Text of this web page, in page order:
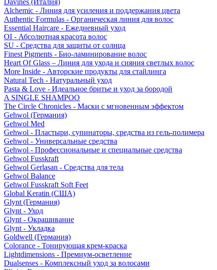
Davines (Италия)
Alchemic - Линия для усиления и поддержания цвета
Authentic Formulas - Органическая линия для волос
Essential Haircare - Eжедневный уход
OI - Абсолютная красота волос
SU - Средства для защиты от солнца
Finest Pigments - Био-ламинирование волос
Heart Of Glass – Линия для ухода и сияния светлых волос
More Inside - Авторские продукты для стайлинга
Natural Tech - Натуральный уход
Pasta & Love - Идеальное бритье и уход за бородой
A SINGLE SHAMPOO
The Circle Chronicles - Маски с мгновенным эффектом
Gehwol (Германия)
Gehwol Med
Gehwol - Пластыри, супинаторы, средства из гель-полимера
Gehwol - Универсальные средства
Gehwol - Профессиональные и специальные средства
Gehwol Fusskraft
Gehwol Gerlasan - Средства для тела
Gehwol Balance
Gehwol Fusskraft Soft Feet
Global Keratin (США)
Glynt (Германия)
Glynt - Уход
Glynt - Окрашивание
Glynt - Укладка
Goldwell (Германия)
Colorance - Тонирующая крем-краска
Lightdimensions - Премиум-осветление
Dualsenses - Комплексный уход за волосами